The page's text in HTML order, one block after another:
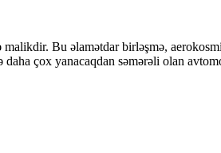
Bu əlamətdar birləşmə,
çox yanacaqdan səmərəli olan